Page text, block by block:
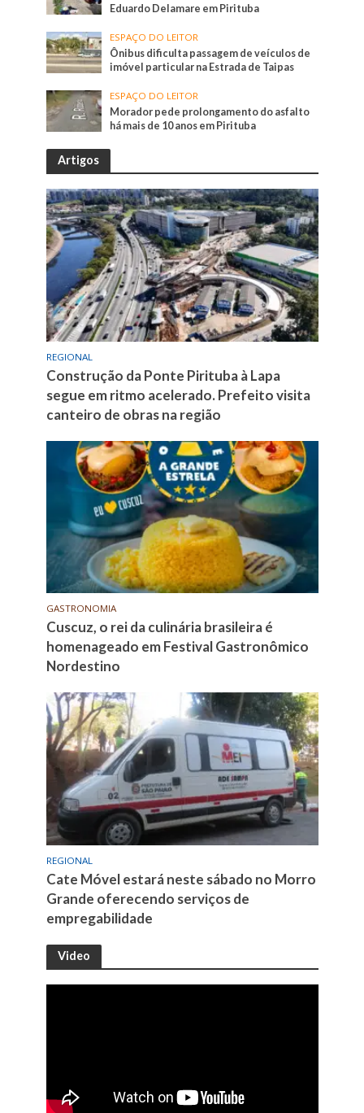
Eduardo Delamare em Pirituba
ESPAÇO DO LEITOR
Ônibus dificulta passagem de veículos de
imóvel particular na Estrada de Taipas
ESPAÇO DO LEITOR
Morador pede prolongamento do asfalto
há mais de 10 anos em Pirituba
Artigos
REGIONAL
Construção da Ponte Pirituba à Lapa
segue em ritmo acelerado. Prefeito visita
canteiro de obras na região
GASTRONOMIA
Cuscuz, o rei da culinária brasileira é
homenageado em Festival Gastronômico
Nordestino
REGIONAL
Cate Móvel estará neste sábado no Morro
Grande oferecendo serviços de
empregabilidade
Video